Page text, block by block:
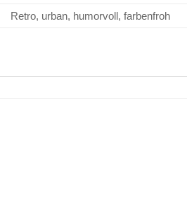
Retro, urban, humorvoll, farbenfroh